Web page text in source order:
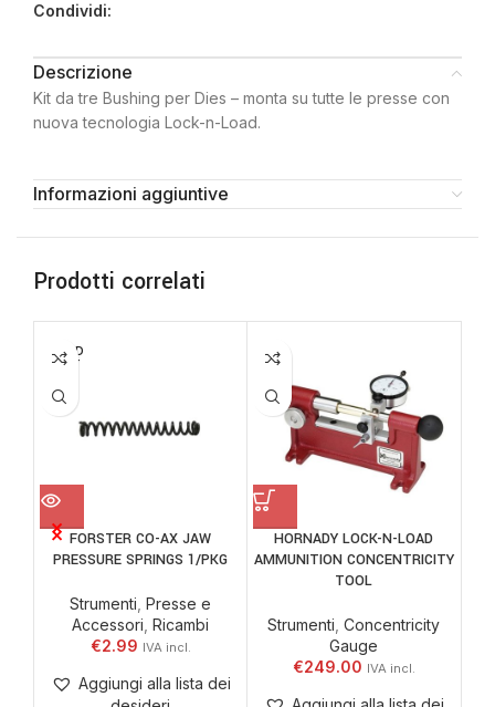
Condividi:
Descrizione
Kit da tre Bushing per Dies – monta su tutte le presse con
nuova tecnologia Lock-n-Load.
Informazioni aggiuntive
Prodotti correlati
SOLD
OUT
FORSTER CO-AX JAW
PRESSURE SPRINGS 1/PKG
Strumenti Presse e
Accessori Ricambi
€2.99
Aggiungi alla lista dei
HORNADY LOCK-N-LOAD
AMMUNITION CONCENTRICITY
TOOL
Strumenti Concentricity
Gauge
€249.00